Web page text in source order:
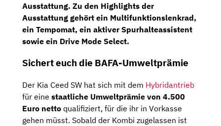
Ausstattung. Zu den Highlights der
Ausstattung gehört ein Multifunktionslenkrad,
ein Tempomat, ein aktiver Spurhalteassistent
sowie ein Drive Mode Select.
Sichert euch die BAFA-Umweltprämie
Der Kia Ceed SW hat sich mit dem Hybridantrieb
für eine staatliche Umweltprämie von 4.500
Euro netto qualifiziert, für die ihr in Vorkasse
gehen müsst. Sobald der Kombi zugelassen ist